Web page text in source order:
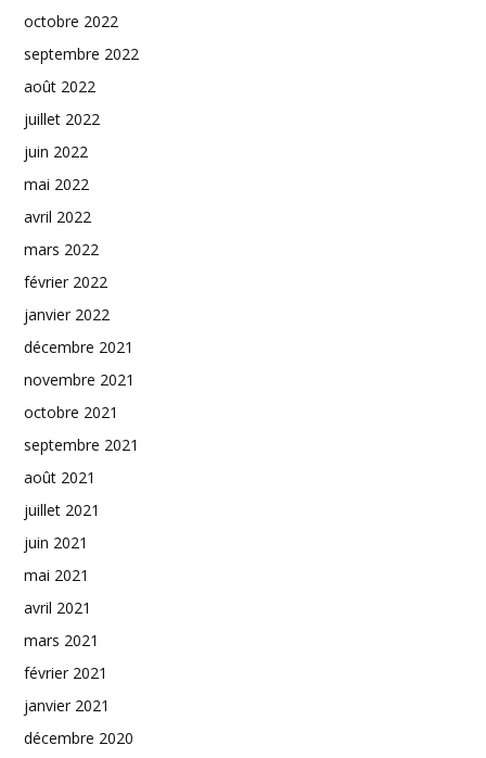
octobre 2022
septembre 2022
août 2022
juillet 2022
juin 2022
mai 2022
avril 2022
mars 2022
février 2022
janvier 2022
décembre 2021
novembre 2021
octobre 2021
septembre 2021
août 2021
juillet 2021
juin 2021
mai 2021
avril 2021
mars 2021
février 2021
janvier 2021
décembre 2020